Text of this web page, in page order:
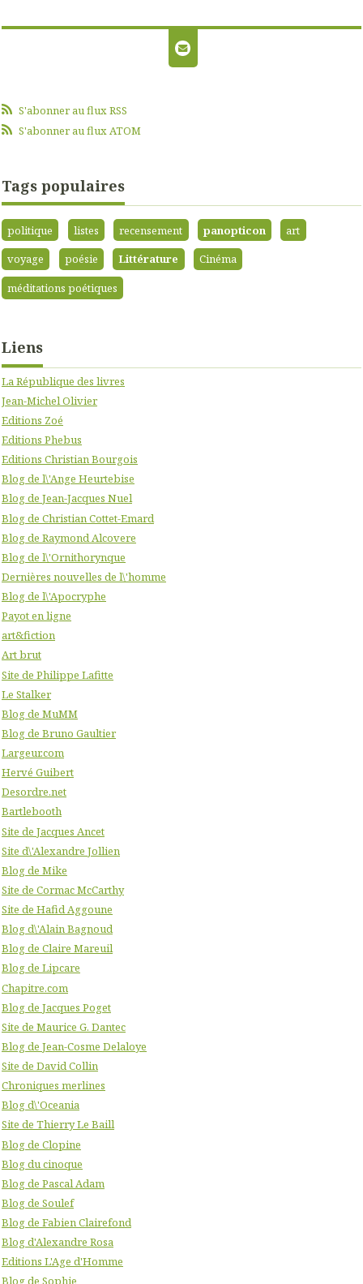
S'abonner au flux RSS
S'abonner au flux ATOM
Tags populaires
politique listes recensement panopticon
art
voyage
poésie Littérature
Cinéma
méditations poétiques
Liens
La République des livres
Jean-Michel Olivier
Editions Zoé
Editions Phebus
Editions Christian Bourgois
Blog de l\'Ange Heurtebise
Blog de Jean-Jacques Nuel
Blog de Christian Cottet-Emard
Blog de Raymond Alcovere
Blog de l\'Ornithorynque
Dernières nouvelles de l\'homme
Blog de l\'Apocryphe
Payot en ligne
art&fiction
Art brut
Site de Philippe Lafitte
Le Stalker
Blog de MuMM
Blog de Bruno Gaultier
Largeur.com
Hervé Guibert
Desordre.net
Bartlebooth
Site de Jacques Ancet
Site d\'Alexandre Jollien
Blog de Mike
Site de Cormac McCarthy
Site de Hafid Aggoune
Blog d\'Alain Bagnoud
Blog de Claire Mareuil
Blog de Lipcare
Chapitre.com
Blog de Jacques Poget
Site de Maurice G. Dantec
Blog de Jean-Cosme Delaloye
Site de David Collin
Chroniques merlines
Blog d\'Oceania
Site de Thierry Le Baill
Blog de Clopine
Blog du cinoque
Blog de Pascal Adam
Blog de Soulef
Blog de Fabien Clairefond
Blog d'Alexandre Rosa
Editions L'Age d'Homme